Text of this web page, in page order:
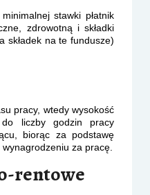
stawki płatnik
zdrowotną i składki
składek na te fundusze)
pracy, wtedy wysokość
do liczby godzin pracy
biorąc za podstawę
za pracę.
rentowe